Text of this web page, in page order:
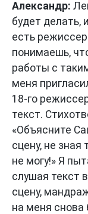
Александр:
будет делать,
есть
понимаешь,
работы с
меня
18-го
текст.
«Объясните
сцену, не зная
не могу!» Я
слушая текст
сцену,
на меня снова